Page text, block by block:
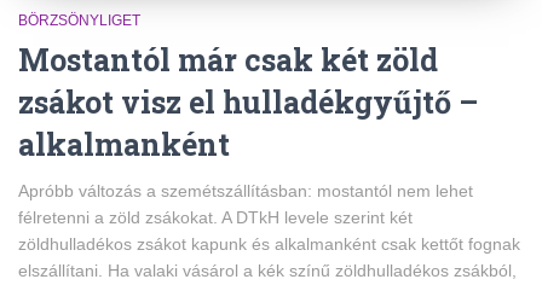
BÖRZSÖNYLIGET
Mostantól már csak két zöld
zsákot visz el hulladékgyűjtő –
alkalmanként
Apróbb változás a szemétszállításban: mostantól nem lehet
félretenni a zöld zsákokat. A DTkH levele szerint két
zöldhulladékos zsákot kapunk és alkalmanként csak kettőt fognak
elszállítani. Ha valaki vásárol a kék színű zöldhulladékos zsákból,